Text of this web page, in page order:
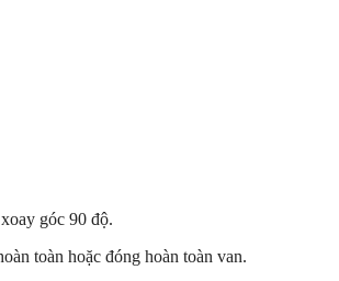
góc 90 độ.
toàn hoặc đóng hoàn toàn van.